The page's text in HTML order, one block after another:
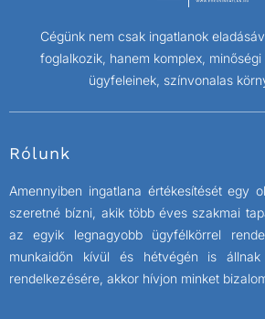
Cégünk nem csak ingatlanok
foglalkozik, hanem komplex,
ügyfeleinek, színvonalas
Rólunk
Amennyiben ingatlana értékesítését egy
szeretné bízni, akik több éves szakmai
az egyik legnagyobb ügyfélkörrel
munkaidőn kívül és hétvégén is
rendelkezésére, akkor hívjon minket